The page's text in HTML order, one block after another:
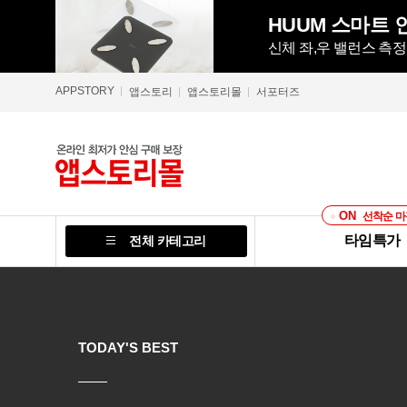
HUUM 스마트
신체 좌,우 밸런스 측
APPSTORY 앱스토리 앱스토리몰 서포터즈
전체 카테고리
ON 선착순
타임특가
NEW ARRIVALS
TODAY'S BEST
TODAY'S BEST
TODAY'S BEST
TODAY'S BEST
TODAY'S BEST
TODAY'S BEST
TODAY'S BEST
TODAY'S BEST
TODAY'S BEST
TODAY'S BEST
NEW ARRIVALS
TODAY'S BEST